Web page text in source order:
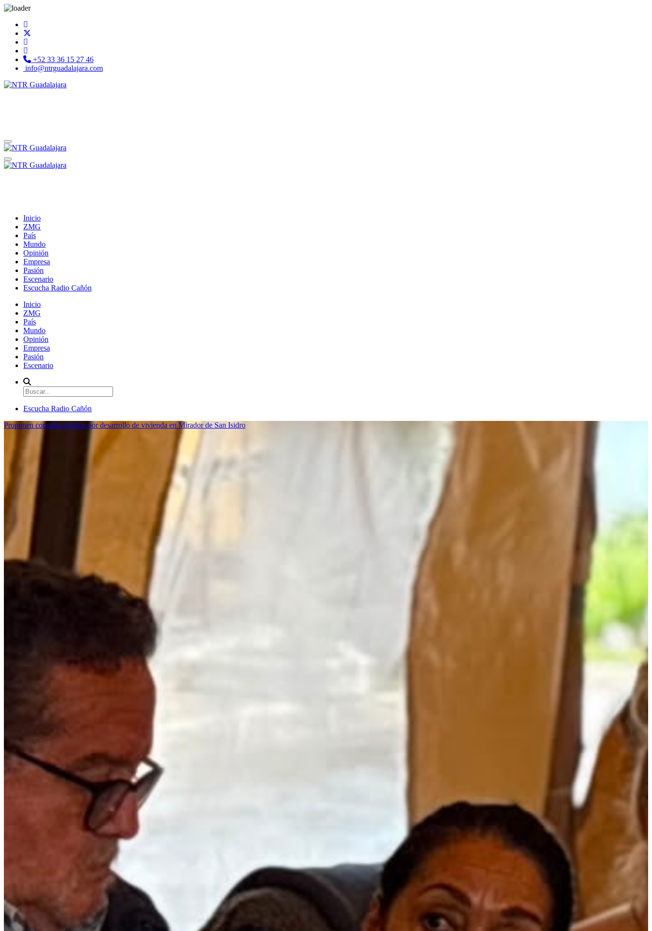
+52 33 36 15 27 46
info@ntrguadalajara.com
Inicio
ZMG
País
Mundo
Opinión
Empresa
Pasión
Escenario
Escucha Radio Cañón
Inicio
ZMG
País
Mundo
Opinión
Empresa
Pasión
Escenario
Escucha Radio Cañón
Proponen consulta popular por desarrollo de vivienda en Mirador de San Isidro